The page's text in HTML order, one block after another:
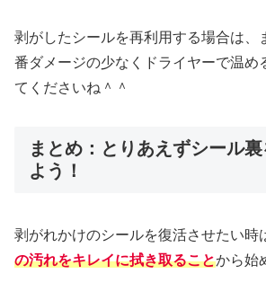
剥がしたシールを再利用する場合は、
番ダメージの少なくドライヤーで温め
てくださいね＾＾
まとめ：とりあえずシール
よう！
剥がれかけのシールを復活させたい時
の汚れをキレイに拭き取ることから始